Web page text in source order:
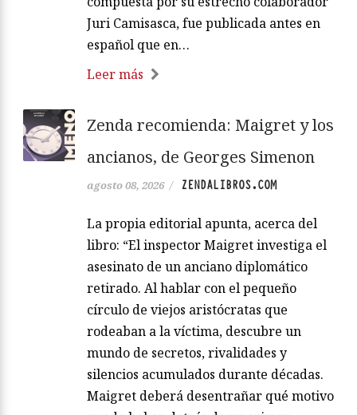
Juri Camisasca, fue publicada antes en
español que en…
Leer más
Zenda recomienda: Maigret y los
ancianos, de Georges Simenon
agosto 08, 2026 / ZENDALIBROS.COM
La propia editorial apunta, acerca del
libro: “El inspector Maigret investiga el
asesinato de un anciano diplomático
retirado. Al hablar con el pequeño
círculo de viejos aristócratas que
rodeaban a la víctima, descubre un
mundo de secretos, rivalidades y
silencios acumulados durante décadas.
Maigret deberá desentrañar qué motivo